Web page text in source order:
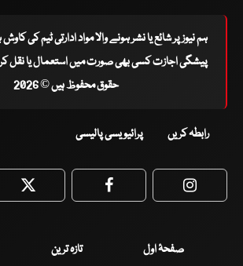
ہم نیوز پر شائع یا نشر ہونے والا مواد ادارتی ٹیم کی
پیشگی اجازت کسی بھی صورت میں استعمال یا نقل
حقوق محفوظ ہیں © 2026
رابطہ کریں پرائیویسی پالیسی
Twitter Facebook
صفحۂ اول تازہ ترین